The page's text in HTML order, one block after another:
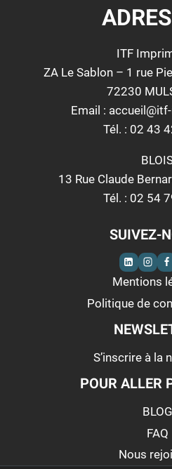
ITF
ZA Le Sablon – 1 rue
72230
Email :
Tél. : 02 43
13 Rue Claude
Tél. : 02 54
SUIVEZ-
Mentions
Politique de
S’inscrire à la
POUR ALLER
BLOG
FAQ
Nous